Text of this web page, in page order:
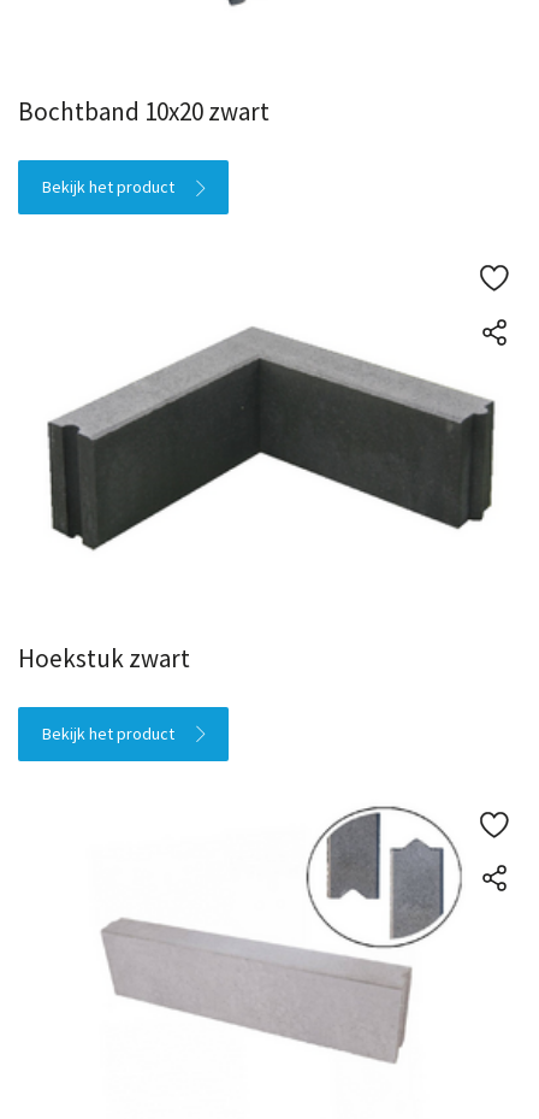
Bochtband 10x20 zwart
Bekijk het product
Hoekstuk zwart
Bekijk het product